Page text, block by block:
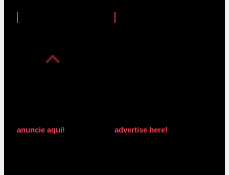
anuncie aqui! advertise here!